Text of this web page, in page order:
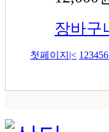
장바구
첫페이지 |< 1 23456